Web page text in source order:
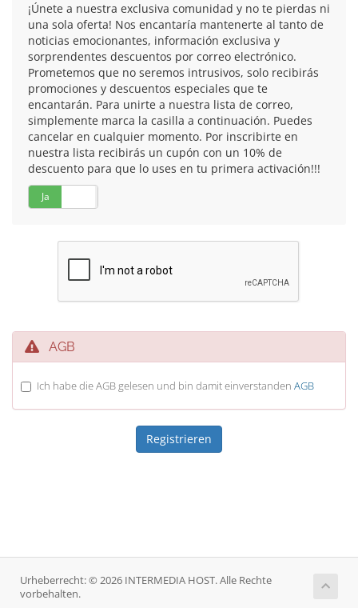
¡Únete a nuestra exclusiva comunidad y no te pierdas ni
una sola oferta! Nos encantaría mantenerte al tanto de
noticias emocionantes, información exclusiva y
sorprendentes descuentos por correo electrónico.
Prometemos que no seremos intrusivos, solo recibirás
promociones y descuentos especiales que te
encantarán. Para unirte a nuestra lista de correo,
simplemente marca la casilla a continuación. Puedes
cancelar en cualquier momento. Por inscribirte en
nuestra lista recibirás un cupón con un 10% de
descuento para que lo uses en tu primera activación!!!
Ja
AGB
Ich habe die AGB gelesen und bin damit einverstanden AGB
Urheberrecht: © 2026 INTERMEDIA HOST. Alle Rechte
vorbehalten.